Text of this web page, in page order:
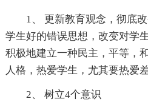
1、 更新教育观念，彻底
学生好的错误思想，改变对学
积极地建立一种民主，平等，
人格，热爱学生，尤其要热爱
2、 树立4个意识